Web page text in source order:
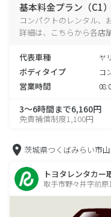
基本料金プラン（C1）
コンパクトのレンタル、
詳細は、こちらから各店
代表車種 ヤ
ボディタイプ コ
営業時間
3～6時間まで6,160円
免責補償制度1,100円
茨城県つくばみらい市
トヨタレンタカー
取手市野々井字前原